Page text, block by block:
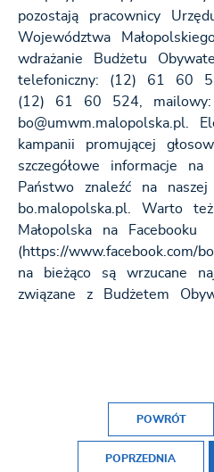
pozostają pracownicy
Województwa
wdrażanie Budżetu
telefoniczny: (12) 61 60
(12) 61 60 524, mailowy:
bo@umwm.malopolska.pl.
kampanii promującej
szczegółowe informacje
Państwo znaleźć na
bo.malopolska.pl. Warto
Małopolska na Facebooku
(https://www.facebook.com/
na bieżąco są wrzucane
związane z Budżetem
POWRÓT
POPRZEDNIA